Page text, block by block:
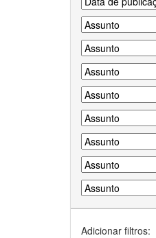
Adicionar filtros: